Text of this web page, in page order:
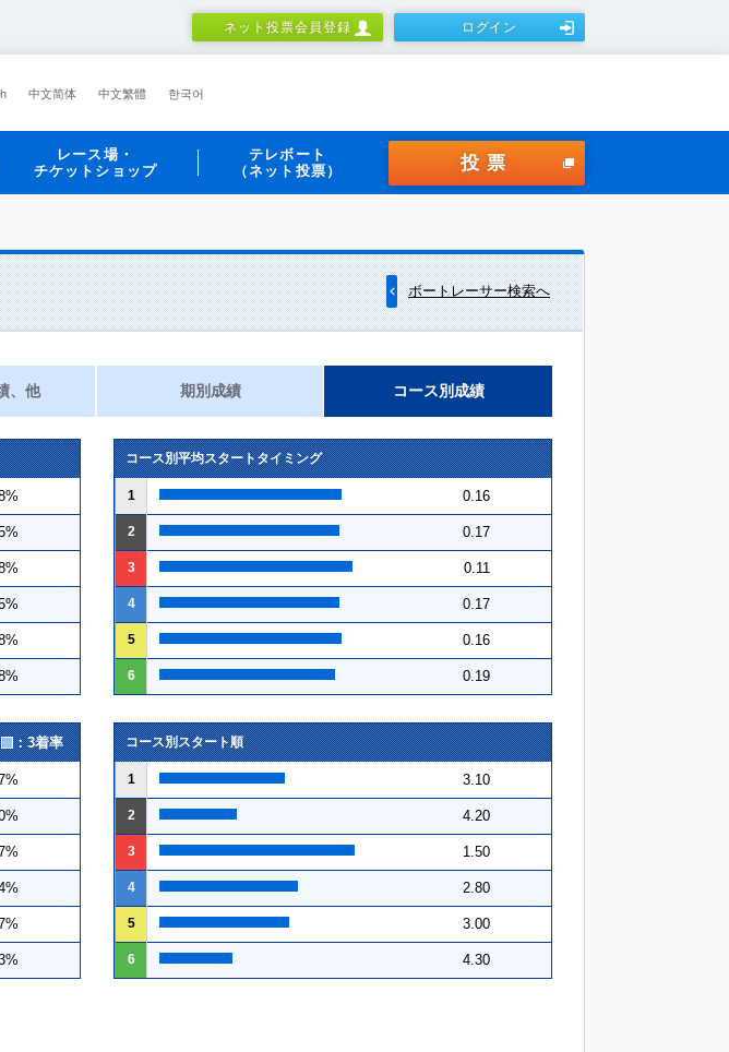
ネット投票会員登録 ログイン
中文简体 中文繁體 한국어
レース場・
チケットショップ
テレボート
（ネット投票）
投票
ボートレーサー検索へ
、他 期別成績 コース別成績
：3着率
コース別平均スタートタイミング
1 0.16
2 0.17
3 0.11
4 0.17
5 0.16
6 0.19
コース別スタート順
1 3.10
2 4.20
3 1.50
4 2.80
5 3.00
6 4.30